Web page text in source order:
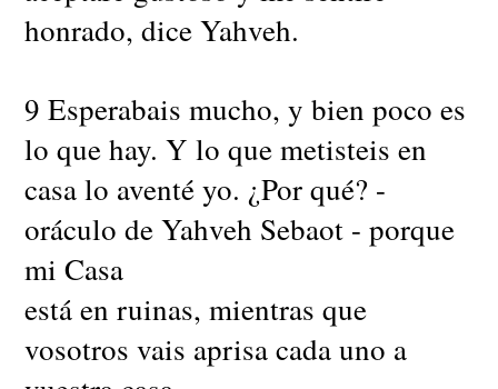
honrado, dice Yahveh.
9 Esperabais mucho, y bien poco es
lo que hay. Y lo que metisteis en
casa lo aventé yo. ¿Por qué? -
oráculo de Yahveh Sebaot - porque
mi Casa
está en ruinas, mientras que
vosotros vais aprisa cada uno a